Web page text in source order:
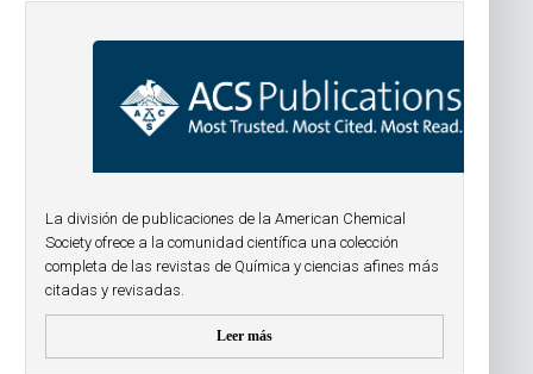
La división de publicaciones de la American Chemical
Society ofrece a la comunidad científica una colección
completa de las revistas de Química y ciencias afines más
citadas y revisadas.
Leer más